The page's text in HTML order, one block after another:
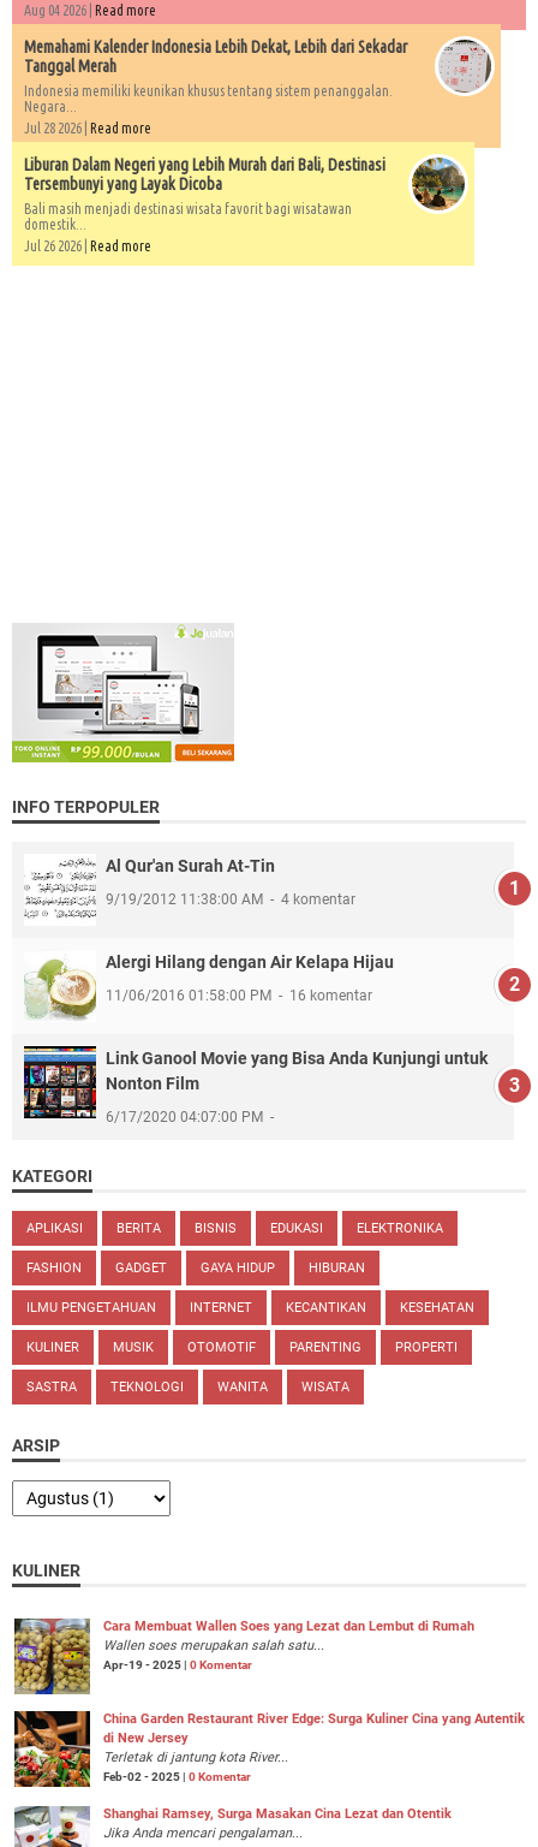
Aug 04 2026 | Read more
Memahami Kalender Indonesia Lebih Dekat, Lebih dari Sekadar
Tanggal Merah
Indonesia memiliki keunikan khusus tentang sistem penanggalan.
Negara...
Jul 28 2026 | Read more
Liburan Dalam Negeri yang Lebih Murah dari Bali, Destinasi
Tersembunyi yang Layak Dicoba
Bali masih menjadi destinasi wisata favorit bagi wisatawan
domestik...
Jul 26 2026 | Read more
INFO TERPOPULER
Al Qur'an Surah At-Tin
9/19/2012 11:38:00 AM 4 komentar
Alergi Hilang dengan Air Kelapa Hijau
11/06/2016 01:58:00 PM 16 komentar
Link Ganool Movie yang Bisa Anda Kunjungi untuk
Nonton Film
6/17/2020 04:07:00 PM
KATEGORI
APLIKASI BERITA BISNIS EDUKASI ELEKTRONIKA
FASHION GADGET GAYA HIDUP HIBURAN
ILMU PENGETAHUAN INTERNET KECANTIKAN KESEHATAN
KULINER MUSIK OTOMOTIF PARENTING PROPERTI
SASTRA TEKNOLOGI WANITA WISATA
ARSIP
KULINER
Cara Membuat Wallen Soes yang Lezat dan Lembut di Rumah
Wallen soes merupakan salah satu...
Apr-19 - 2025 | 0 Komentar
China Garden Restaurant River Edge: Surga Kuliner Cina yang Autentik
di New Jersey
Terletak di jantung kota River...
Feb-02 - 2025 | 0 Komentar
Shanghai Ramsey, Surga Masakan Cina Lezat dan Otentik
Jika Anda mencari pengalaman...